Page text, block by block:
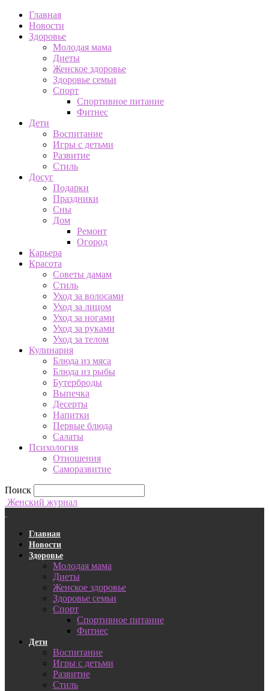
Главная
Новости
Здоровье
Молодая мама
Диеты
Женское здоровье
Здоровье семьи
Спорт
Спортивное питание
Фитнес
Дети
Воспитание
Игры с детьми
Развитие
Стиль
Досуг
Подарки
Праздники
Сны
Дом
Ремонт
Огород
Карьера
Красота
Советы дамам
Стиль
Уход за волосами
Уход за лицом
Уход за ногами
Уход за руками
Уход за телом
Кулинария
Блюда из мяса
Блюда из рыбы
Бутерброды
Выпечка
Десерты
Напитки
Первые блюда
Салаты
Психология
Отношения
Саморазвитие
Поиск
Женский журнал
Главная
Новости
Здоровье
Молодая мама
Диеты
Женское здоровье
Здоровье семьи
Спорт
Спортивное питание
Фитнес
Дети
Воспитание
Игры с детьми
Развитие
Стиль